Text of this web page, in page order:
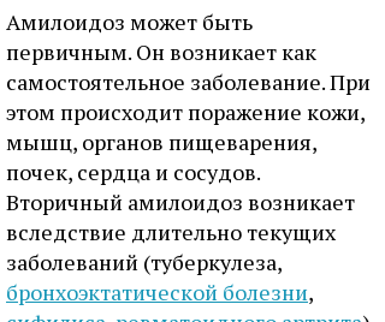
Амилоидоз может быть
первичным. Он возникает как
самостоятельное заболевание. При
этом происходит поражение кожи,
мышц, органов пищеварения,
почек, сердца и сосудов.
Вторичный амилоидоз возникает
вследствие длительно текущих
заболеваний (туберкулеза,
бронхоэктатической болезни,